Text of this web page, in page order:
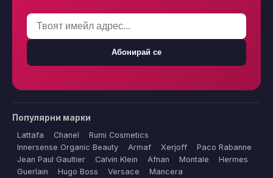
Абонирай се
Популярни марки
Lattafa Chanel
Rumi Cosmetics
Innersense Organic Beauty
Armaf Xerjoff
Paco Rabanne
Jean Paul Gaultier
Calvin Klein Afnan Montale
Hermes
Guerlain
Hugo Boss Versace
Mancera